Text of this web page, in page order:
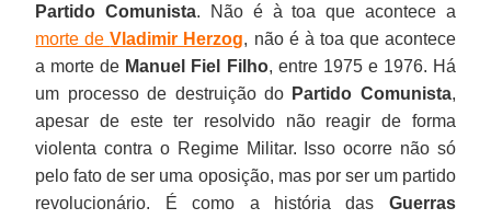
Partido Comunista. Não é à toa que acontece a
morte deVladimir Herzog, não é à toa que acontece
a morte de Manuel Fiel Filho, entre 1975 e 1976. Há
um processo de destruição do Partido Comunista,
apesar de este ter resolvido não reagir de forma
violenta contra o Regime Militar. Isso ocorre não só
pelo fato de ser uma oposição, mas por ser um partido
revolucionário. É como a história das Guerras